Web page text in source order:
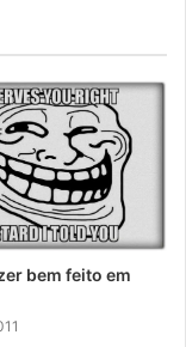
bem feito em